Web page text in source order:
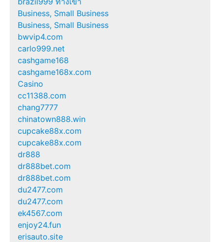
Business, Small Business
Business, Small Business
bwvip4.com
carlo999.net
cashgame168
cashgame168x.com
Casino
cc11388.com
chang7777
chinatown888.win
cupcake88x.com
cupcake88x.com
dr888
dr888bet.com
dr888bet.com
du2477.com
du2477.com
ek4567.com
enjoy24.fun
erisauto.site